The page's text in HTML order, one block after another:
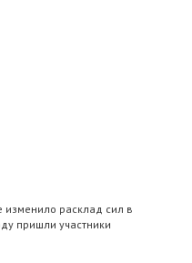
изменило расклад сил в
пришли участники